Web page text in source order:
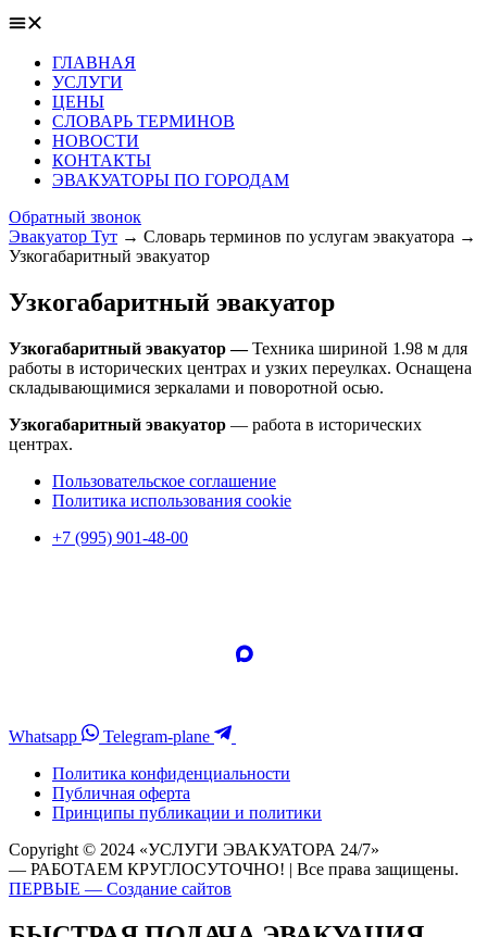
ГЛАВНАЯ
УСЛУГИ
ЦЕНЫ
СЛОВАРЬ ТЕРМИНОВ
НОВОСТИ
КОНТАКТЫ
ЭВАКУАТОРЫ ПО ГОРОДАМ
Обратный звонок
Эвакуатор Тут → Словарь терминов по услугам эвакуатора →
Узкогабаритный эвакуатор
Узкогабаритный эвакуатор
Узкогабаритный эвакуатор —Техника шириной 1.98 м для
работы в исторических центрах и узких переулках. Оснащена
складывающимися зеркалами и поворотной осью.
Узкогабаритный эвакуатор — работа в исторических
центрах.
Пользовательское соглашение
Политика использования cookie
+7 (995) 901-48-00
Whatsapp
Telegram-plane
Политика конфиденциальности
Публичная оферта
Принципы публикации и политики
Copyright © 2024 «УСЛУГИ ЭВАКУАТОРА 24/7»
— РАБОТАЕМ КРУГЛОСУТОЧНО! | Все права защищены.
ПЕРВЫЕ — Создание сайтов